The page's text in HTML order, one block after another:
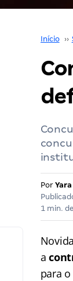
Início ››
Por
1 min.
a
para